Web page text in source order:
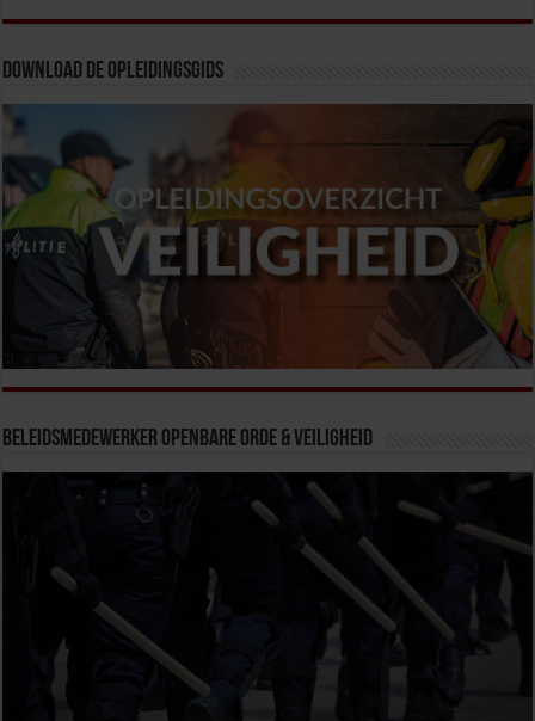
Download de opleidingsgids
Beleidsmedewerker Openbare Orde & Veiligheid